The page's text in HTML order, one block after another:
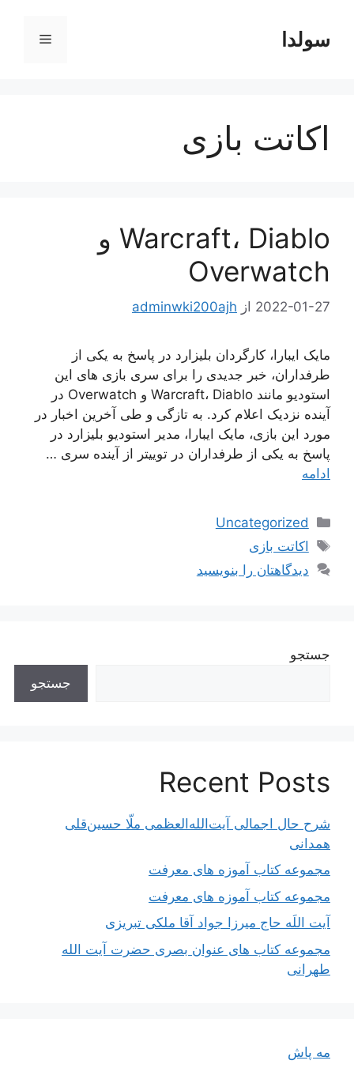
محتواسولدا فهرست
اکاتت بازی
Warcraft، Diablo و
Overwatch
2022-01-27 از adminwki200ajh
مایک ایبارا، کارگردان بلیزارد در پاسخ به یکی از
طرفداران، خبر جدیدی را برای سری بازی های این
استودیو مانند Warcraft، Diablo و Overwatch در
آینده نزدیک اعلام کرد. به تازگی و طی آخرین اخبار در
مورد این بازی، مایک ایبارا، مدیر استودیو بلیزارد در
پاسخ به یکی از طرفداران در توییتر از آینده سری …
ادامه
دسته‌ها
Uncategorized
برچسب‌ها
اکاتت بازی
دیدگاهتان را بنویسید
جستجو
جستجو
Recent Posts
شرح حال اجمالی آیت‌الله‌العظمی ملّا حسین‌قلی
همدانی
مجموعه کتاب آموزه های معرفت
مجموعه کتاب آموزه های معرفت
آیت اللَه حاج میرزا جواد آقا ملکی تبریزی
مجموعه کتاب های عنوان بصری حضرت آیت الله
طهرانی
مه پاش